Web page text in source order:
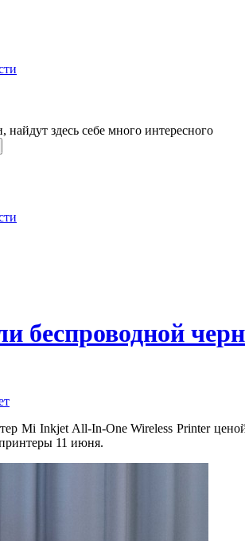
здесь себе много интересного
беспроводной
Mi Inkjet All-In-One Wireless Printer
11 июня.